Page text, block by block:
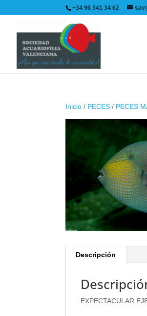
+34 96 341 34 62
Inicio / PECES / PECES
Descripción
EXPECTACULAR